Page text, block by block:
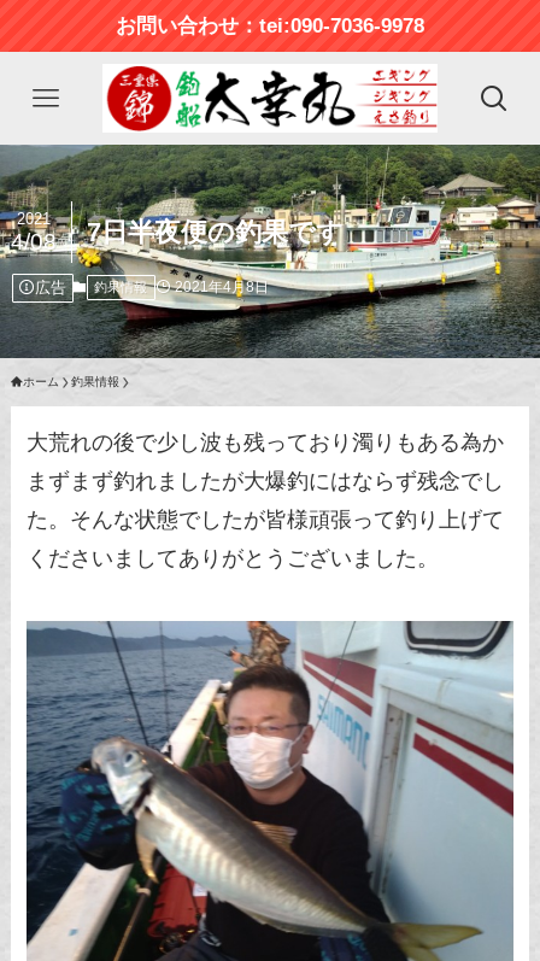
お問い合わせ：tei:090-7036-9978
7日半夜便の釣果です
2021
4/08
広告 釣果情報 2021年4月8日
ホーム 釣果情報
大荒れの後で少し波も残っており濁りもある為か
まずまず釣れましたが大爆釣にはならず残念でし
た。そんな状態でしたが皆様頑張って釣り上げて
くださいましてありがとうございました。